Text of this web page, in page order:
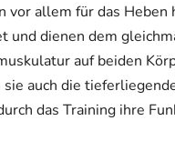
e
l
e
m
e
n
n
g
vor allem für das Heben
und dienen dem
auf beiden
auch die
das Training ihre